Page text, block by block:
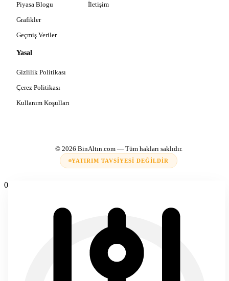
Piyasa Blogu
Grafikler
Geçmiş Veriler
İletişim
Yasal
Gizlilik Politikası
Çerez Politikası
Kullanım Koşulları
© 2026 BinAltın.com— Tüm hakları saklıdır.
YATIRIM TAVSIYESI DEĞILDIR
0